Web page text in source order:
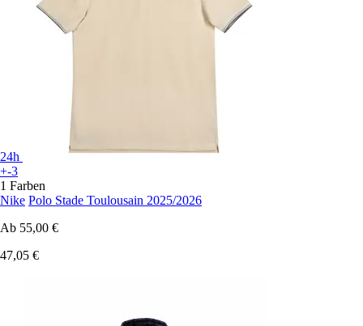
24h
+-3
1 Farben
Nike Polo Stade Toulousain 2025/2026
Ab 55,00 €
47,05 €